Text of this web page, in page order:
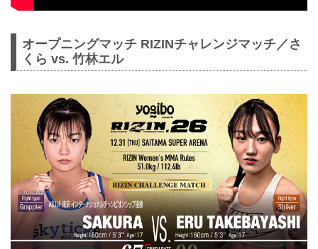
オープニングマッチ RIZINチャレンジマッチ／さ
くら vs. 竹林エル